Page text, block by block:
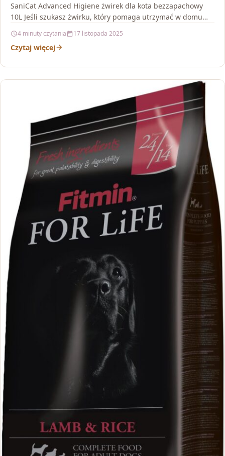
SaniCat Advanced Higiene żwirek dla kota bezzapachowy
10L Jeśli szukasz żwirku, który pomaga utrzymać w domu…
4 minuty czytania 17 listopada 2025
Czytaj więcej